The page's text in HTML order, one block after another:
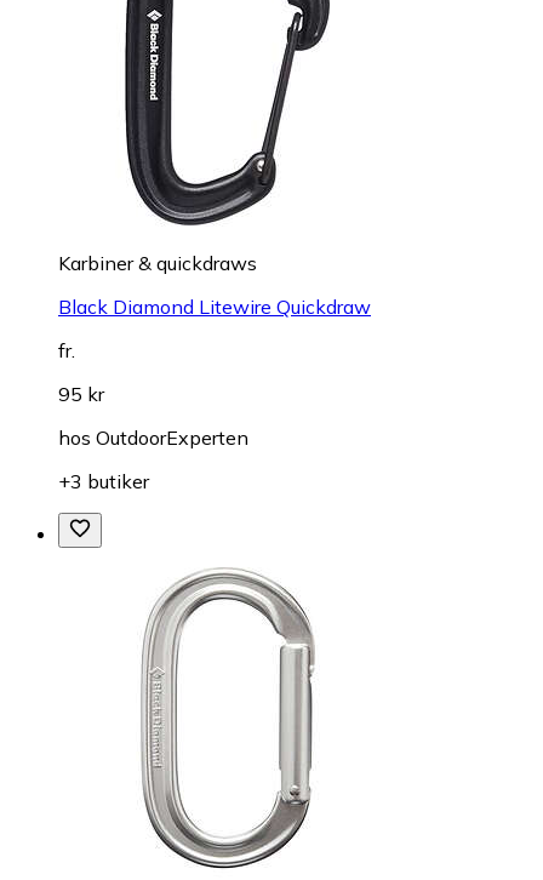
Karbiner & quickdraws
Black Diamond Litewire Quickdraw
fr.
95 kr
hos OutdoorExperten
+3 butiker